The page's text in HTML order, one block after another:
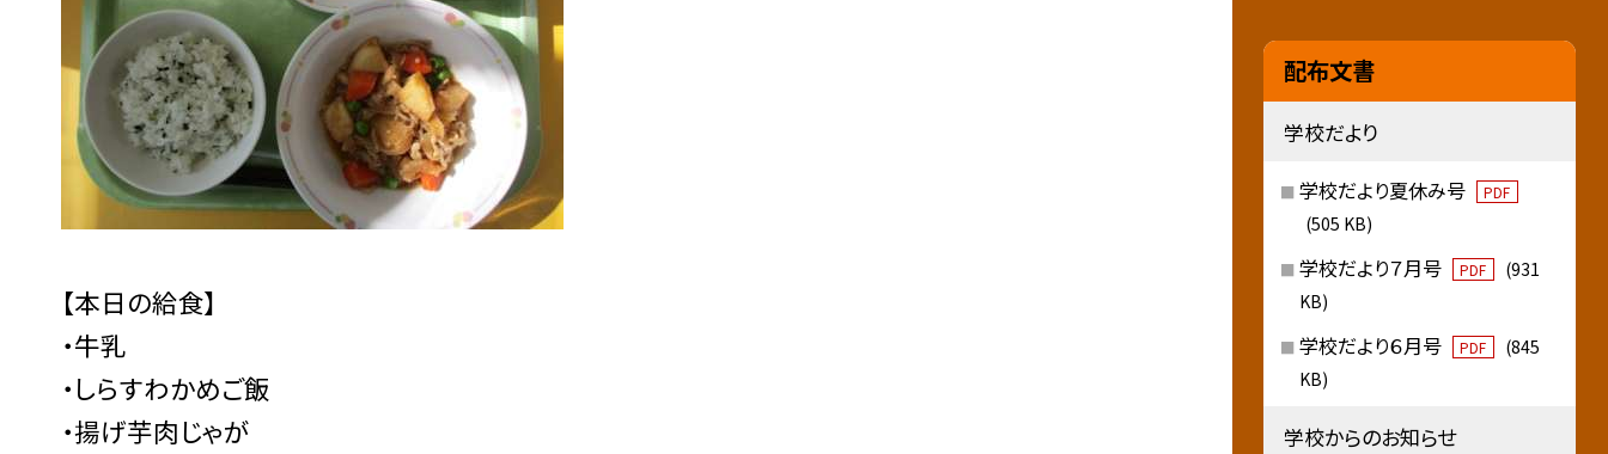
【本日の給食】
・牛乳
・しらすわかめご飯
・揚げ芋肉じゃが
配布文書
学校だより
学校だより夏休み号 PDF
(505 KB)
学校だより７月号 PDF
(931
KB)
学校だより６月号 PDF
(845
KB)
学校からのお知らせ